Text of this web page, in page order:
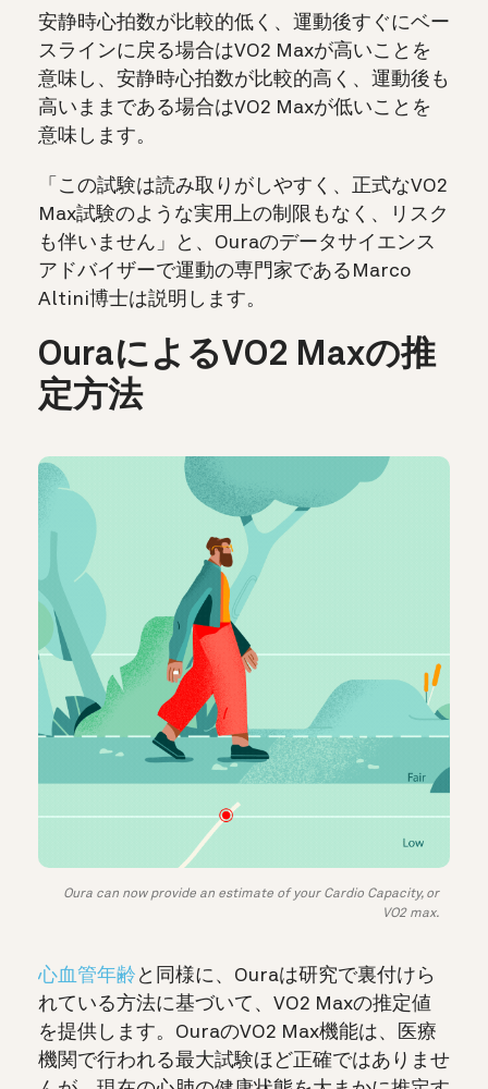
安静時心拍数が比較的低く、運動後すぐにベー
スラインに戻る場合はVO2 Maxが高いことを
意味し、安静時心拍数が比較的高く、運動後も
高いままである場合はVO2 Maxが低いことを
意味します。
「この試験は読み取りがしやすく、正式なVO2
Max試験のような実用上の制限もなく、リスク
も伴いません」と、Ouraのデータサイエンス
アドバイザーで運動の専門家であるMarco
Altini博士は説明します。
OuraによるVO2 Maxの推
定方法
Oura can now provide an estimate of your Cardio Capacity, or
VO2 max.
心血管年齢 と同様に、Ouraは研究で裏付けら
れている方法に基づいて、VO2 Maxの推定値
を提供します。OuraのVO2 Max機能は、医療
機関で行われる最大試験ほど正確ではありませ